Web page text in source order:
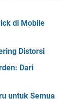
di Mobile
Distorsi
Dari
untuk Semua